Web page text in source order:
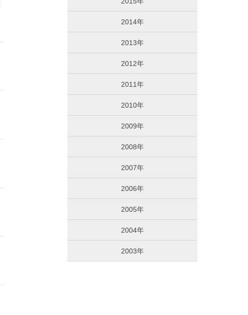
2014年
2013年
2012年
2011年
2010年
2009年
2008年
2007年
2006年
2005年
2004年
2003年